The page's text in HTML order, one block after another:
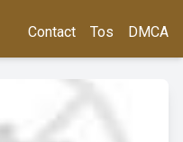
Contact Tos DMCA